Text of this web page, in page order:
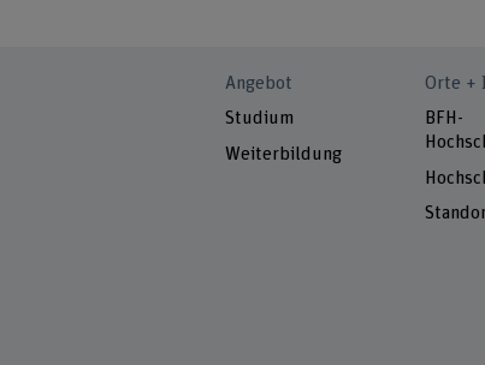
Angebot
Studium
Weiterbildung
Orte +
BFH-